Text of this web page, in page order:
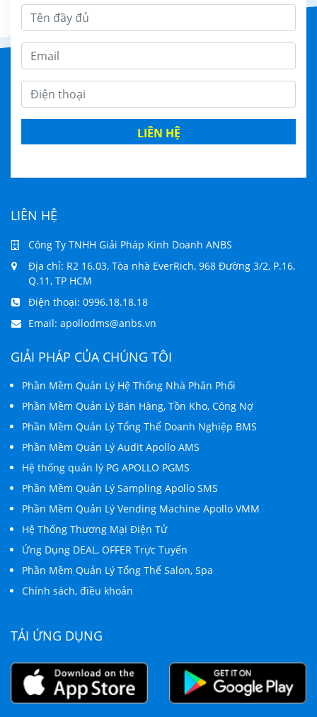
LIÊN HỆ
LIÊN HỆ
Công Ty TNHH Giải Pháp Kinh Doanh ANBS
Địa chỉ: R2 16.03, Tòa nhà EverRich, 968 Đường 3/2, P.16,
Q.11, TP HCM
Điện thoại: 0996.18.18.18
Email: apollodms@anbs.vn
GIẢI PHÁP CỦA CHÚNG TÔI
Phần Mềm Quản Lý Hệ Thống Nhà Phân Phối
Phần Mềm Quản Lý Bán Hàng, Tồn Kho, Công Nợ
Phần Mềm Quản Lý Tổng Thể Doanh Nghiệp BMS
Phần Mềm Quản Lý Audit Apollo AMS
Hệ thống quản lý PG APOLLO PGMS
Phần Mềm Quản Lý Sampling Apollo SMS
Phần Mềm Quản Lý Vending Machine Apollo VMM
Hệ Thống Thương Mại Điện Tử
Ứng Dụng DEAL, OFFER Trực Tuyến
Phần Mềm Quản Lý Tổng Thể Salon, Spa
Chính sách, điều khoản
TẢI ỨNG DỤNG